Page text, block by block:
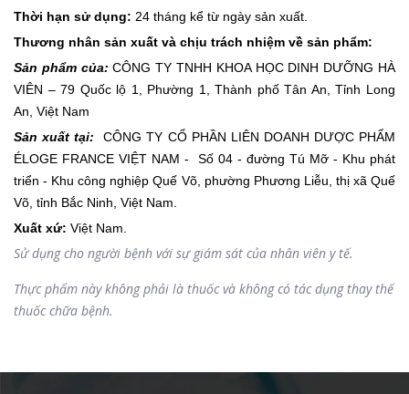
Thời hạn sử dụng: 24 tháng kể từ ngày sản xuất.
Thương nhân sản xuất và chịu trách nhiệm về sản phẩm:
Sản phẩm của:CÔNG TY TNHH KHOA HỌC DINH DƯỠNG HÀ
VIÊN – 79 Quốc lộ 1, Phường 1, Thành phố Tân An, Tỉnh Long
An, Việt Nam
Sản xuất tại:
CÔNG TY CỔ PHẦN LIÊN DOANH DƯỢC PHẨM
ÉLOGE FRANCE VIỆT NAM - Số 04 - đường Tú Mỡ - Khu phát
triển - Khu công nghiệp Quế Võ, phường Phương Liễu, thị xã Quế
Võ, tỉnh Bắc Ninh, Việt Nam.
Xuất xứ: Việt Nam.
Sử dụng cho người bệnh với sự giám sát của nhân viên y tế.
Thực phẩm này không phải là thuốc và không có tác dụng thay thế
thuốc chữa bệnh.